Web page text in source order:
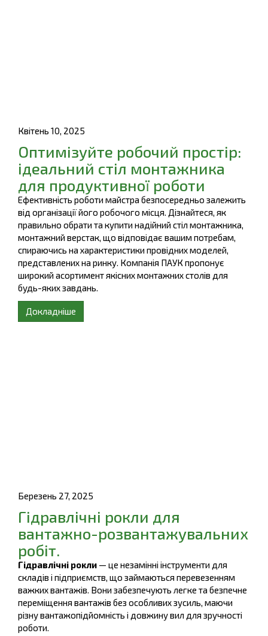
Квітень 10, 2025
Оптимізуйте робочий простір:
ідеальний стіл монтажника
для продуктивної роботи
Ефективність роботи майстра безпосередньо залежить
від організації його робочого місця. Дізнайтеся, як
правильно обрати та купити надійний стіл монтажника,
монтажний верстак, що відповідає вашим потребам,
спираючись на характеристики провідних моделей,
представлених на ринку. Компанія ПАУК пропонує
широкий асортимент якісних монтажних столів для
будь-яких завдань.
Докладніше
Березень 27, 2025
Гідравлічні рокли для
вантажно-розвантажувальних
робіт.
Гідравлічні рокли — це незамінні інструменти для
складів і підприємств, що займаються перевезенням
важких вантажів. Вони забезпечують легке та безпечне
переміщення вантажів без особливих зусиль, маючи
різну вантажопідйомність і довжину вил для зручності
роботи.